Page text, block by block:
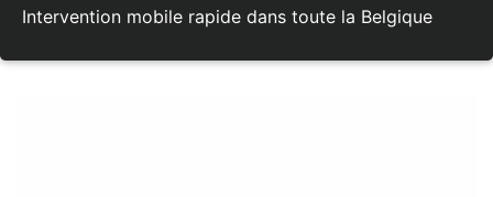
Intervention mobile rapide dans toute la Belgique